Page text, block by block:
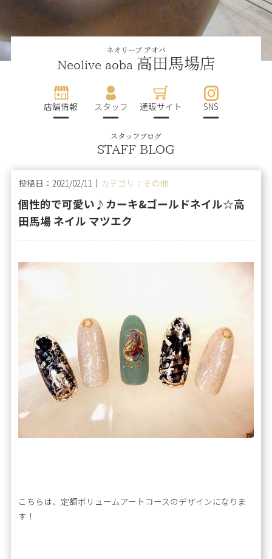
ネオリーブ アオバ
Neolive aoba 高田馬場店
店舗情報 スタッフ 通販サイト SNS
スタッフブログ
STAFF BLOG
投稿日：2021/02/11｜ カテゴリ：その他
個性的で可愛い♪カーキ&ゴールドネイル☆高
田馬場 ネイル マツエク
こちらは、定額ボリュームアートコースのデザインになりま
す！